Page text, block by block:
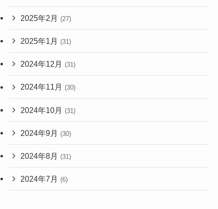
2025年2月 (27)
2025年1月 (31)
2024年12月 (31)
2024年11月 (30)
2024年10月 (31)
2024年9月 (30)
2024年8月 (31)
2024年7月 (6)